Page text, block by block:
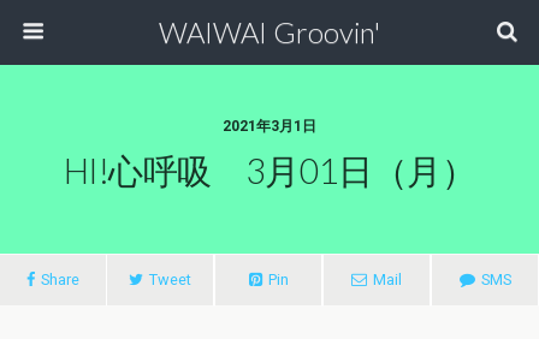
WAIWAI Groovin'
2021年3月1日
HI!心呼吸 3月01日（月）
Share Tweet Pin Mail SMS